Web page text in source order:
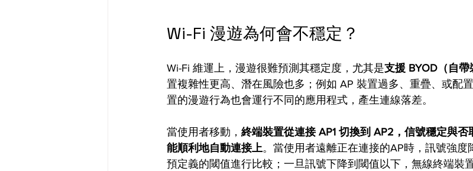
Wi-Fi 漫遊為何會不穩定？
Wi-Fi 維運上，漫遊很難預測其穩定度，尤其是支援 BYOD（自帶
置複雜性更高、潛在風險也多；例如 AP 裝置過多、重疊、或配
置的漫遊行為也會運行不同的應用程式，產生連線落差。
當使用者移動， 終端裝置從連接 AP1 切換到 AP2，信號穩定與
能順利地自動連接上。當使用者遠離正在連接的AP時，訊號強度
預定義的閾值進行比較；一旦訊號下降到閾值以下，無線終端裝